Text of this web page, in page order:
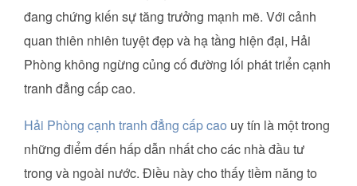
đang chứng kiến sự tăng trưởng mạnh mẽ. Với cảnh
quan thiên nhiên tuyệt đẹp và hạ tầng hiện đại, Hải
Phòng không ngừng củng cố đường lối phát triển cạnh
tranh đẳng cấp cao.
Hải Phòng cạnh tranh đẳng cấp cao uy tín là một trong
những điểm đến hấp dẫn nhất cho các nhà đầu tư
trong và ngoài nước. Điều này cho thấy tiềm năng to